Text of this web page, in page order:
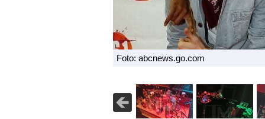
Foto: abcnews.go.com